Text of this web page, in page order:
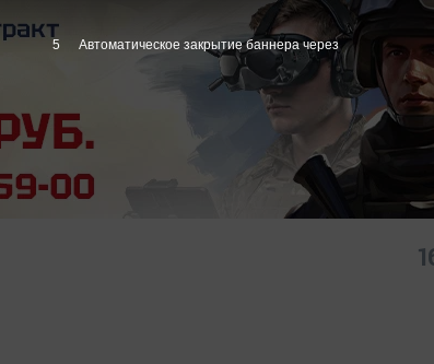
4 Автоматическое закрытие баннера через